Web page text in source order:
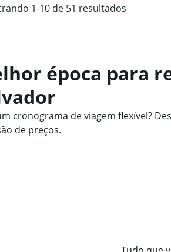
1-10 de 51 resultados
época para
cronograma de viagem flexível?
de preços.